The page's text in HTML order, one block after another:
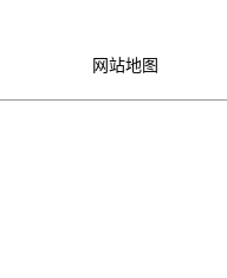
网站地图